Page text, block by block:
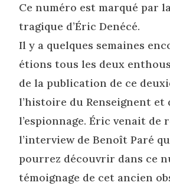
Ce numéro est marqué par
tragique d’Éric Denécé.
Il y a quelques semaines
étions tous les deux
de la publication de ce
l’histoire du Renseignent et
l’espionnage. Éric venait de
l’interview de Benoît Paré
pourrez découvrir dans ce
témoignage de cet ancien